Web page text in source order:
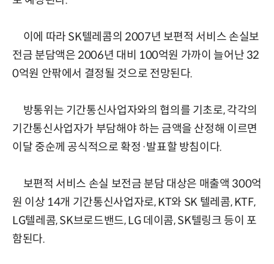
이에 따라 SK텔레콤의 2007년 보편적 서비스 손실보
전금 분담액은 2006년 대비 100억원 가까이 늘어난 32
0억원 안팎에서 결정될 것으로 전망된다.
방통위는 기간통신사업자와의 협의를 기초로, 각각의
기간통신사업자가 부담해야 하는 금액을 산정해 이르면
이달 중순께 공식적으로 확정·발표할 방침이다.
보편적 서비스 손실 보전금 분담 대상은 매출액 300억
원 이상 14개 기간통신사업자로, KT와 SK 텔레콤, KTF,
LG텔레콤, SK브로드밴드, LG 데이콤, SK텔링크 등이 포
함된다.